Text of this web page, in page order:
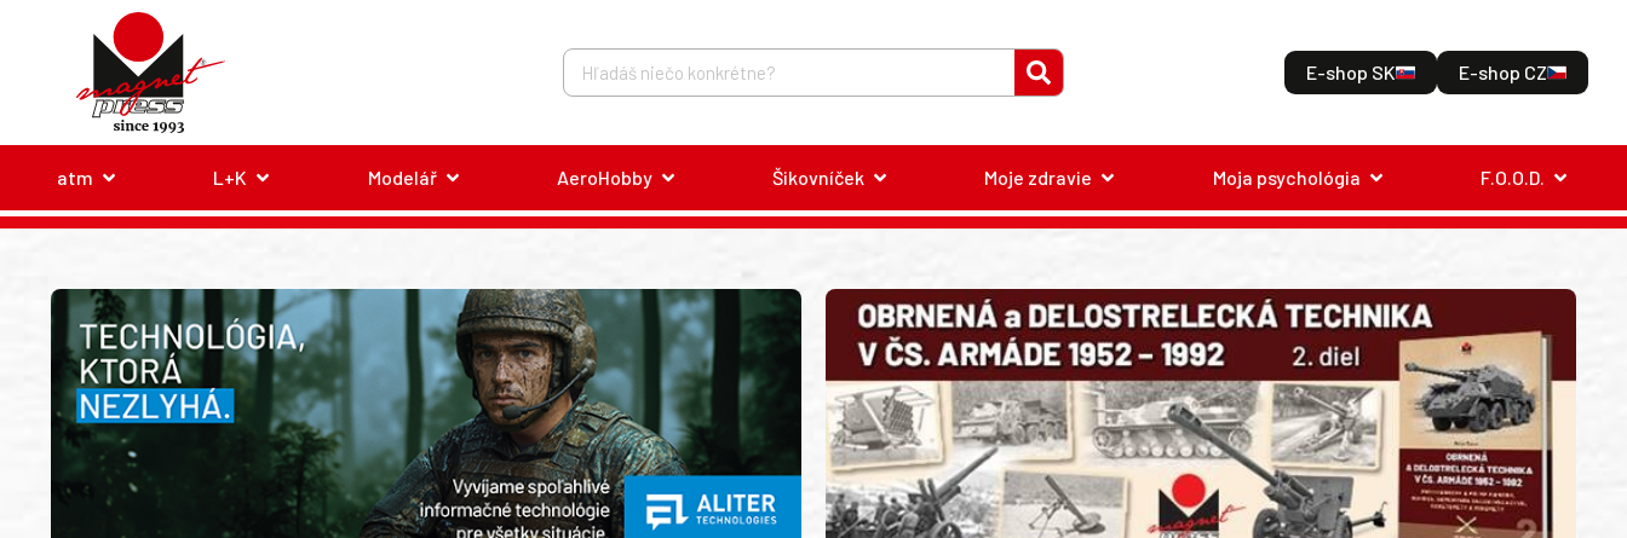
E-shop SK E-shop CZ
atm L+K Modelář AeroHobby Šikovníček Moje zdravie Moja psychológia F.O.O.D.